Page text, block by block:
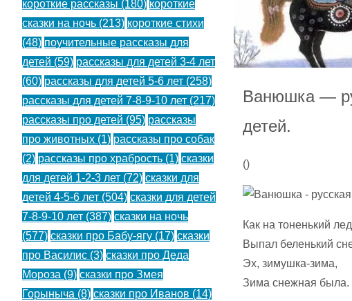
Ванюшка —
детей.
()
Как на тоненький
Выпал беленький
Эх, зимушка-зима,
Зима снежная была.
короткие рассказы (180) короткие
сказки на ночь (213) короткие стихи
(48) поучительные рассказы для
детей (59) рассказы для детей 3-4 лет
(60) рассказы для детей 5-6 лет (258)
рассказы для детей 7-8-9-10 лет (217)
рассказы про детей (95) рассказы
про животных (1) рассказы про собак
(2) рассказы про храбрость (1) сказки
для детей 1-2-3 лет (72) сказки для
детей 4-5-6 лет (504) сказки для детей
7-8-9-10 лет (387) сказки на ночь
(577) сказки про Бабу-ягу (17) сказки
про Василис (3) сказки про Деда
Мороза (9) сказки про Змея
Горыныча (8) сказки про Иванов (14)